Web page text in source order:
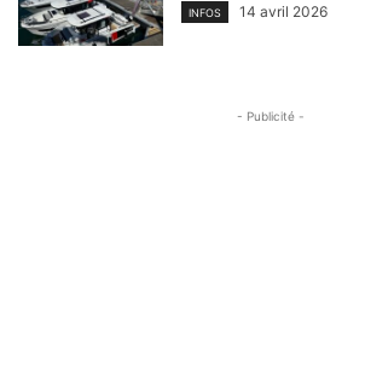
INFOS 14 avril 2026
- Publicité -